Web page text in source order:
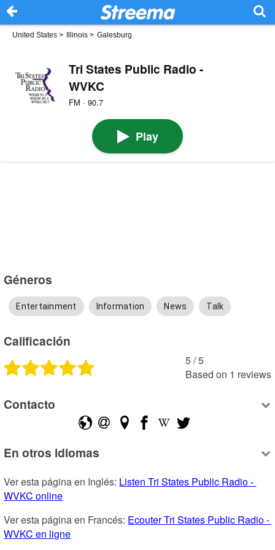
United States > Illinois > Galesburg
Tri States Public Radio -
WVKC
FM · 90.7
Play
Géneros
Entertainment Information News Talk
Calificación
5 /5
Based on 1 reviews
Contacto
En otros idiomas
Ver esta página en Inglés: Listen Tri States Public Radio -
WVKC online
Ver esta página en Francés: Ecouter Tri States Public Radio -
WVKC en ligne